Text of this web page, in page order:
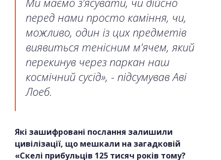
перед нами просто каміння, чи,
можливо, один із цих предметів
виявиться тенісним м'ячем, який
перекинув через паркан наш
космічний сусід», - підсумував Аві
Лоеб.
Які зашифровані послання залишили
цивілізації, що мешкали на загадковій
«Скелі прибульців 125 тисяч років тому?